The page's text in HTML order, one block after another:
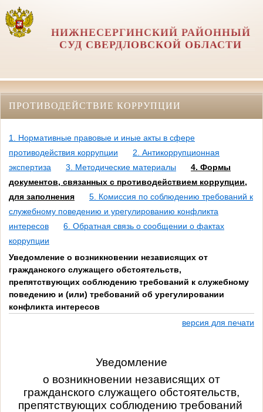
НИЖНЕСЕРГИНСКИЙ РАЙОННЫЙ
СУД СВЕРДЛОВСКОЙ ОБЛАСТИ
ПРОТИВОДЕЙСТВИЕ КОРРУПЦИИ
1. Нормативные правовые и иные акты в сфере
противодействия коррупции
2. Антикоррупционная
экспертиза
3. Методические материалы
4. Формы
документов, связанных с противодействием коррупции,
для заполнения
5. Комиссия по соблюдению требований к
служебному поведению и урегулированию конфликта
интересов
6. Обратная связь о сообщении о фактах
коррупции
Уведомление о возникновении независящих от
гражданского служащего обстоятельств,
препятствующих соблюдению требований к служебному
поведению и (или) требований об урегулировании
конфликта интересов
версия для печати
Уведомление
о возникновении независящих от
гражданского служащего обстоятельств,
препятствующих соблюдению требований